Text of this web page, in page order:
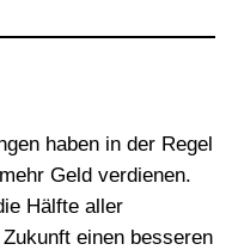
haben in der Regel
Geld verdienen.
Hälfte aller
einen besseren